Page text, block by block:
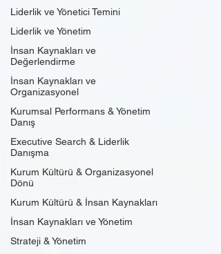
Liderlik ve Yönetici Temini
Liderlik ve Yönetim
İnsan Kaynakları ve
Değerlendirme
İnsan Kaynakları ve
Organizasyonel
Kurumsal Performans & Yönetim
Danış
Executive Search & Liderlik
Danışma
Kurum Kültürü & Organizasyonel
Dönü
Kurum Kültürü & İnsan Kaynakları
İnsan Kaynakları ve Yönetim
Strateji & Yönetim